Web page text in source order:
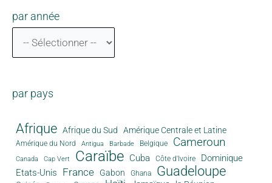
par année
par pays
Afrique Afrique du Sud Amérique Centrale et Latine
Amérique du Nord Antigua Barbade Belgique Cameroun
Canada Cap Vert Caraïbe Cuba Côte d'Ivoire
Dominique
Etats-Unis
France Gabon Ghana Guadeloupe